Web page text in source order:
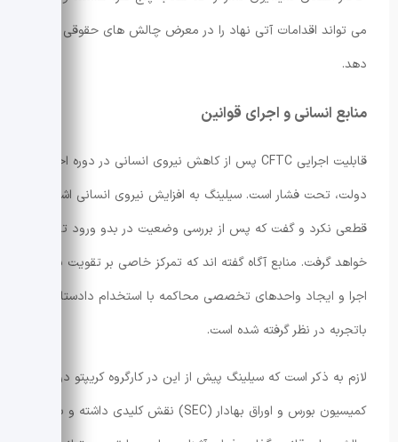
می تواند اقدامات آتی نهاد را در معرض چالش های حقوقی قرار
دهد.
منابع انسانی و اجرای قوانین
قابلیت اجرایی CFTC پس از کاهش نیروی انسانی در دوره اخیر
دولت، تحت فشار است. سیلینگ به افزایش نیروی انسانی اشاره ای
قطعی نکرد و گفت که پس از بررسی وضعیت در بدو ورود تصمیم
خواهد گرفت. منابع آگاه گفته اند که تمرکز خاصی بر تقویت بخش
اجرا و ایجاد واحدهای تخصصی محاکمه با استخدام دادستانان
باتجربه در نظر گرفته شده است.
لازم به ذکر است که سیلینگ پیش از این در کارگروه کریپتو در
کمیسیون بورس و اوراق بهادار (SEC) نقش کلیدی داشته و با